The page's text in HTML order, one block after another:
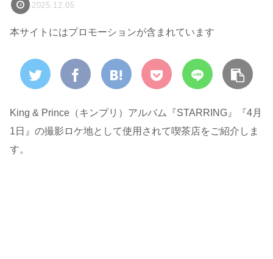
2025.12.05
本サイトにはプロモーションが含まれています
King & Prince（キンプリ）アルバム『STARRING』『4月
1日』の撮影ロケ地として使用されて喫茶店をご紹介しま
す。